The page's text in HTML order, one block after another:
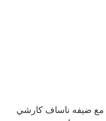
مع ضيفه ناساف كارشي